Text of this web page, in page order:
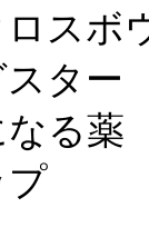
スボ
ター
なる薬
プ